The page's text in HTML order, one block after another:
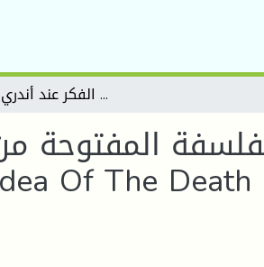
موقف الفلسفة المفتوحة من فكرة موت شيوخ الفكر عند أندري غلوكسمان The Attitude Of Open Philosophy On The Idea Of The Death Of The Elders Of Thought At Andre Glucks Man
المفتوحة
Of The